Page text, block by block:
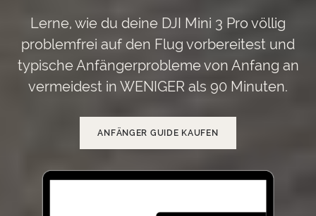
Lerne, wie du deine DJI Mini 3 Pro völlig
problemfrei auf den Flug vorbereitest und
typische Anfängerprobleme von Anfang an
vermeidest in WENIGER als 90 Minuten.
ANFÄNGER GUIDE KAUFEN